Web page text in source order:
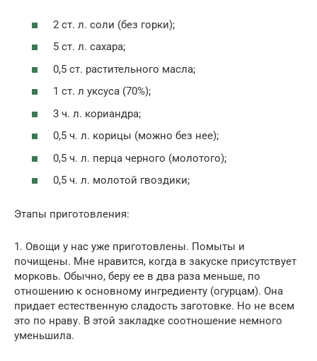
2 ст. л. соли (без горки);
5 ст. л. сахара;
0,5 ст. растительного масла;
1 ст. л уксуса (70%);
3 ч. л. кориандра;
0,5 ч. л. корицы (можно без нее);
0,5 ч. л. перца черного (молотого);
0,5 ч. л. молотой гвоздики;
Этапы приготовления:
1. Овощи у нас уже приготовлены. Помыты и
почищены. Мне нравится, когда в закуске присутствует
морковь. Обычно, беру ее в два раза меньше, по
отношению к основному ингредиенту (огурцам). Она
придает естественную сладость заготовке. Но не всем
это по нраву. В этой закладке соотношение немного
уменьшила.